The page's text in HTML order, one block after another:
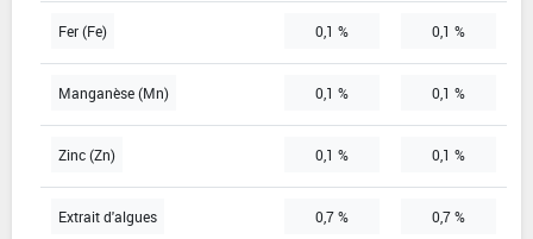
Fer (Fe) 0,1 % 0,1 %
Manganèse (Mn) 0,1 % 0,1 %
Zinc (Zn) 0,1 % 0,1 %
Extrait d'algues 0,7 % 0,7 %